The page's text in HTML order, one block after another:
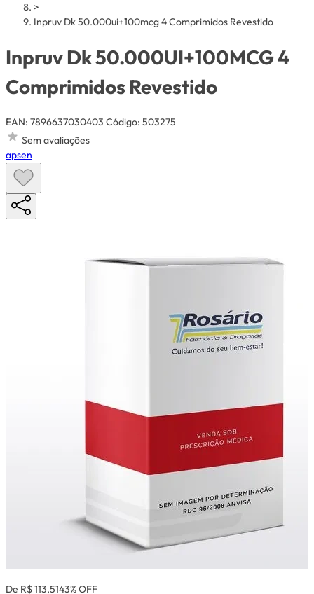
>
Inpruv Dk 50.000ui+100mcg 4 Comprimidos Revestido
Inpruv Dk 50.000UI+100MCG 4
Comprimidos Revestido
EAN: 7896637030403 Código: 503275
Sem avaliações
apsen
De R$ 113,5143% OFF